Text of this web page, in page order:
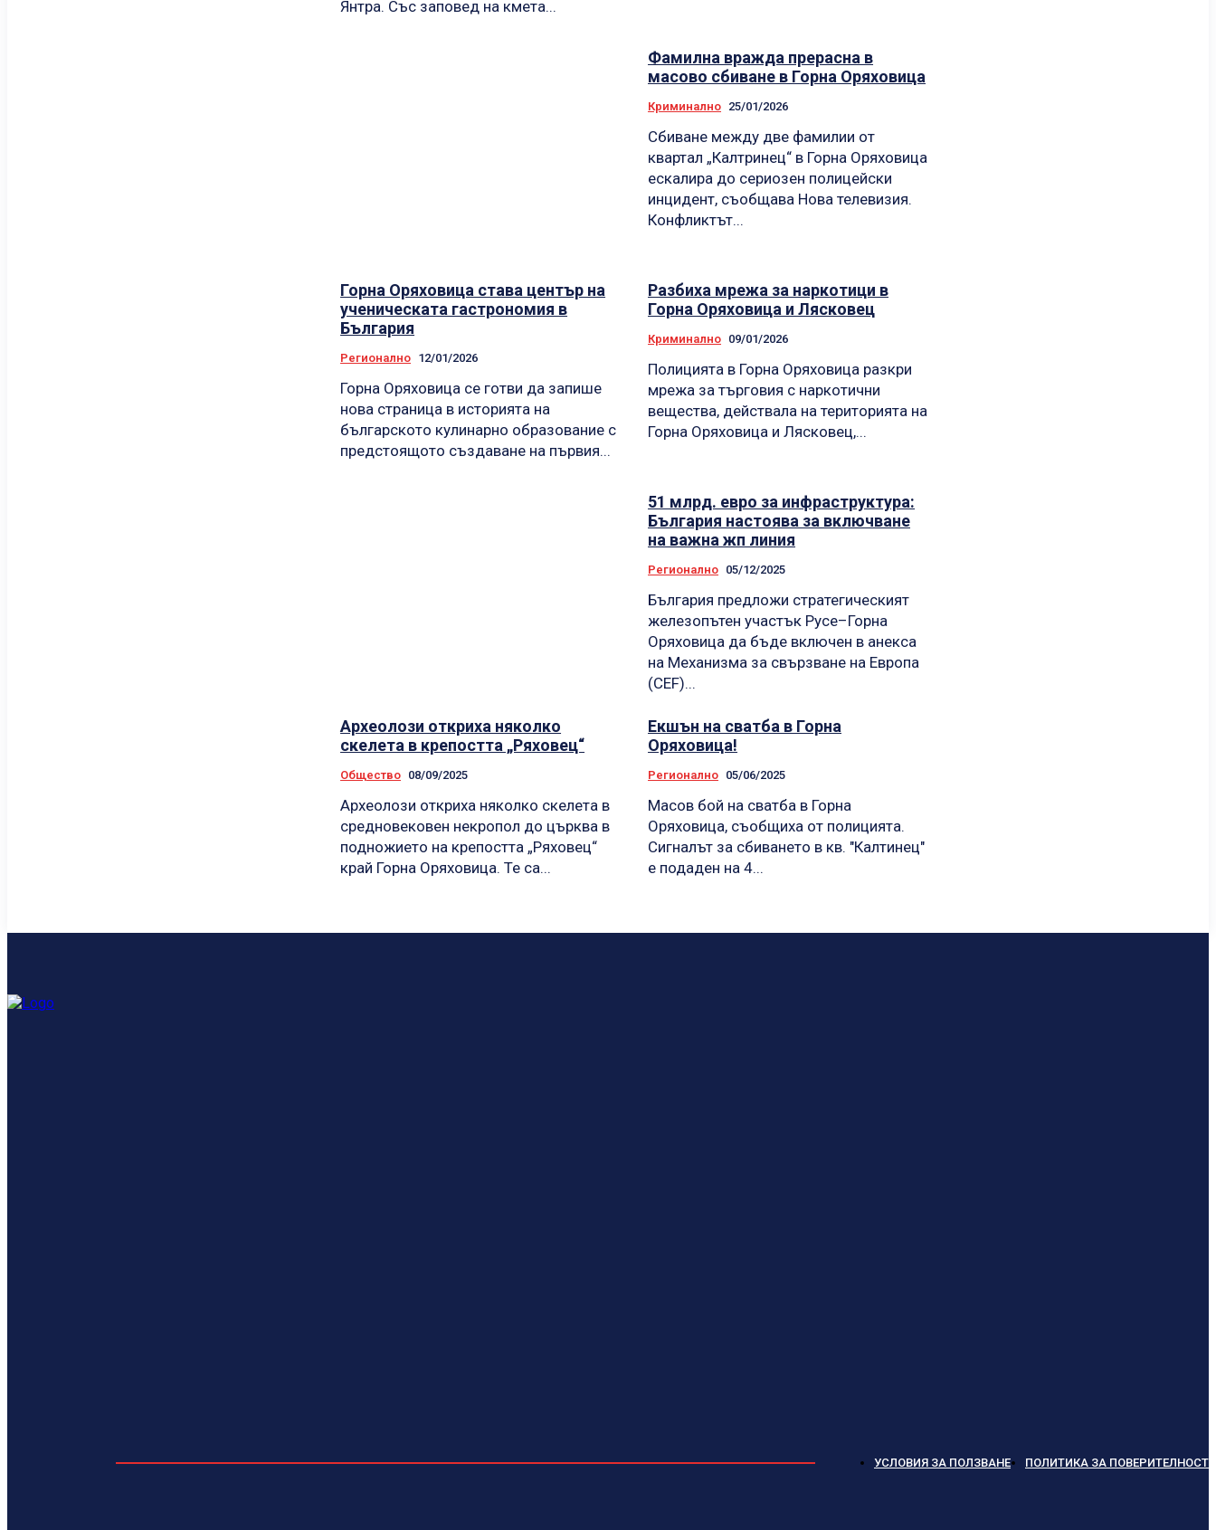
Янтра. Със заповед на кмета...
Фамилна вражда прерасна в
масово сбиване в Горна Оряховица
Криминално 25/01/2026
Сбиване между две фамилии от
квартал „Калтринец“ в Горна Оряховица
ескалира до сериозен полицейски
инцидент, съобщава Нова телевизия.
Конфликтът...
Горна Оряховица става център на
ученическата гастрономия в
България
Регионално 12/01/2026
Горна Оряховица се готви да запише
нова страница в историята на
българското кулинарно образование с
предстоящото създаване на първия...
Разбиха мрежа за наркотици в
Горна Оряховица и Лясковец
Криминално 09/01/2026
Полицията в Горна Оряховица разкри
мрежа за търговия с наркотични
вещества, действала на територията на
Горна Оряховица и Лясковец,...
51 млрд. евро за инфраструктура:
България настоява за включване
на важна жп линия
Регионално 05/12/2025
България предложи стратегическият
железопътен участък Русе–Горна
Оряховица да бъде включен в анекса
на Механизма за свързване на Европа
(CEF)...
Археолози откриха няколко
скелета в крепостта „Ряховец“
Общество 08/09/2025
Археолози откриха няколко скелета в
средновековен некропол до църква в
подножието на крепостта „Ряховец“
край Горна Оряховица. Те са...
Екшън на сватба в Горна
Оряховица!
Регионално 05/06/2025
Масов бой на сватба в Горна
Оряховица, съобщиха от полицията.
Сигналът за сбиването в кв. "Калтинец"
е подаден на 4...
УСЛОВИЯ ЗА ПОЛЗВАНЕ ПОЛИТИКА ЗА ПОВЕРИТЕЛНОСТ